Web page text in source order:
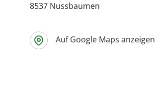
8537 Nussbaumen
Auf Google Maps anzeigen